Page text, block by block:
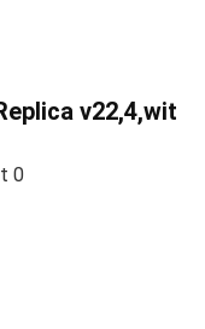
v22,4,wit
0